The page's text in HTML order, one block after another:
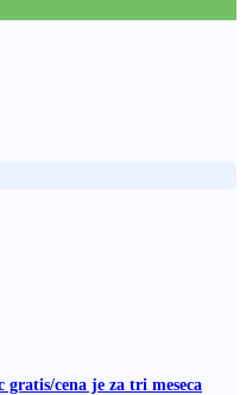
gratis/cena je za tri meseca